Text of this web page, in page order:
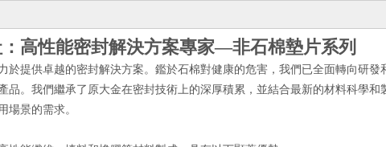
高性能密封解決方案專家—非石棉墊片系列
於提供卓越的密封解決方案。鑑於石棉對健康的危害，我們已全面轉向研發
品。我們繼承了原大金在密封技術上的深厚積累，並結合最新的材料科學
場景的需求。